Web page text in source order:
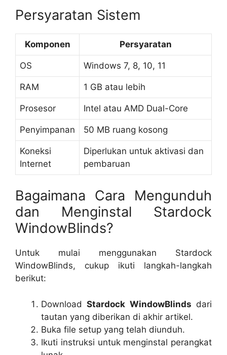
Persyaratan Sistem
Komponen Persyaratan
OS Windows 7, 8, 10, 11
RAM 1 GB atau lebih
Prosesor Intel atau AMD Dual-Core
Penyimpanan 50 MB ruang kosong
Koneksi
Internet
Diperlukan untuk aktivasi dan
pembaruan
Bagaimana Cara Mengunduh
dan Menginstal Stardock
WindowBlinds?
Untuk mulai menggunakan Stardock
WindowBlinds, cukup ikuti langkah-langkah
berikut:
DownloadStardock WindowBlinds dari
tautan yang diberikan di akhir artikel.
Buka file setup yang telah diunduh.
Ikuti instruksi untuk menginstal perangkat